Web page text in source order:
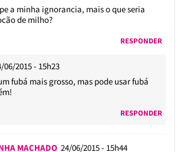
a minha ignorancia, mais o que seria
de milho?
RESPONDER
06/2015 - 15h23
fubá mais grosso, mas pode usar fubá
RESPONDER
MACHADO 24/06/2015 - 15h44